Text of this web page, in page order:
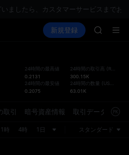
したら、カスタマーサービスまでお問
現物 先物取引 SPCX
新規登録
SKYAI
AAOI
SKYAI
環境
スタ
24時間の最高値
0.2131
24時間の最安値
0.2075
24時間の取引高 (RAD
300.15K
24時間の数量 (USDT
63.01K
取引 暗号資産情報 取引データ 市
1時 4時 1日 スタンダード